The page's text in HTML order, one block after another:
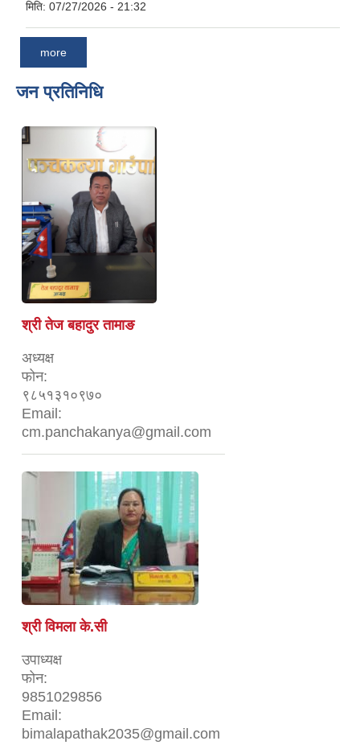
मिति: 07/27/2026 - 21:32
more
जन प्रतिनिधि
श्री तेज बहादुर तामाङ
अध्यक्ष
फोन:
९८५१३१०९७०
Email:
cm.panchakanya@gmail.com
श्री विमला के‍.सी
उपाध्यक्ष
फोन:
9851029856
Email:
bimalapathak2035@gmail.com